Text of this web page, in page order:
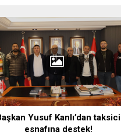
Yusuf Kanlı’dan taksici
esnafına destek!